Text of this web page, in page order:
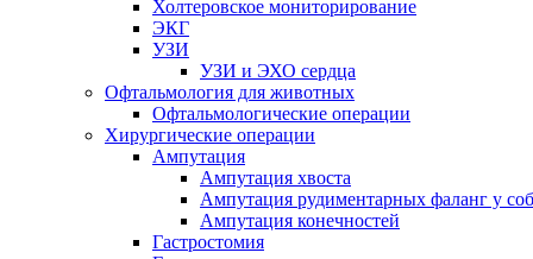
Холтеровское мониторирование
ЭКГ
УЗИ
УЗИ и ЭХО сердца
Офтальмология для животных
Офтальмологические операции
Хирургические операции
Ампутация
Ампутация хвоста
Ампутация рудиментарных фаланг у
Ампутация конечностей
Гастростомия